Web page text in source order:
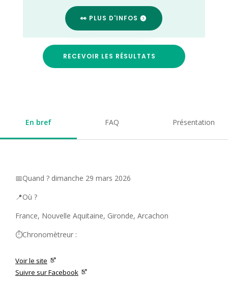
👀 PLUS D'INFOS
RECEVOIR LES RÉSULTATS
En bref FAQ Présentation
📅Quand ? dimanche 29 mars 2026
📍Où ?
France, Nouvelle Aquitaine, Gironde, Arcachon
⏱️Chronomètreur :
Voir le site
Suivre sur Facebook